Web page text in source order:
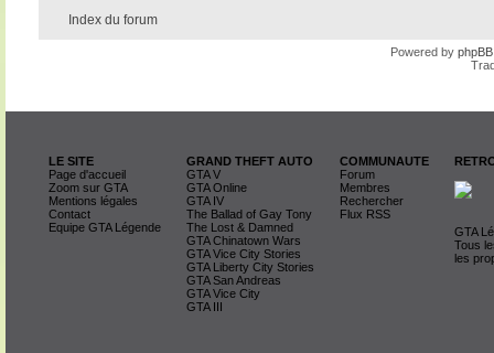
Index du forum
Powered by phpBB
LE SITE
Page d'accueil
Zoom sur GTA
Mentions légales
Contact
Equipe GTA Légende
GRAND THEFT AUTO
GTA V
GTA Online
GTA IV
The Ballad of Gay Tony
The Lost & Damned
GTA Chinatown Wars
GTA Vice City Stories
GTA Liberty City Stories
GTA San Andreas
GTA Vice City
GTA III
COMMUNAUTE
Forum
Membres
Rechercher
Flux RSS
GTA
Tous
les